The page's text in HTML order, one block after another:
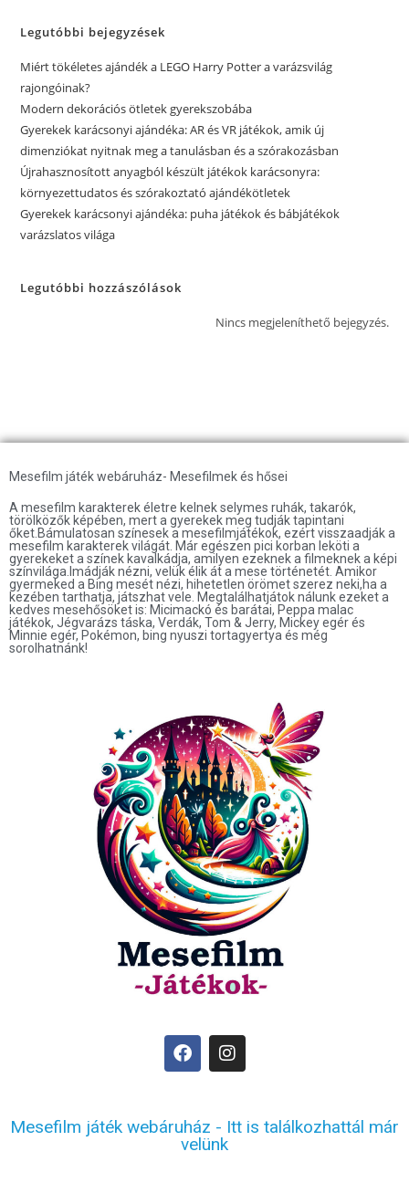
Legutóbbi bejegyzések
Miért tökéletes ajándék a LEGO Harry Potter a varázsvilág
rajongóinak?
Modern dekorációs ötletek gyerekszobába
Gyerekek karácsonyi ajándéka: AR és VR játékok, amik új
dimenziókat nyitnak meg a tanulásban és a szórakozásban
Újrahasznosított anyagból készült játékok karácsonyra:
környezettudatos és szórakoztató ajándékötletek
Gyerekek karácsonyi ajándéka: puha játékok és bábjátékok
varázslatos világa
Legutóbbi hozzászólások
Nincs megjeleníthető bejegyzés.
Mesefilm játék webáruház- Mesefilmek és hősei
A mesefilm karakterek életre kelnek selymes ruhák, takarók,
törölközők képében, mert a gyerekek meg tudják tapintani
őket.Bámulatosan színesek a mesefilmjátékok, ezért visszaadják a
mesefilm karakterek világát. Már egészen pici korban leköti a
gyerekeket a színek kavalkádja, amilyen ezeknek a filmeknek a képi
színvilága.Imádják nézni, velük élik át a mese történetét. Amikor
gyermeked a Bing mesét nézi, hihetetlen örömet szerez neki,ha a
kezében tarthatja, játszhat vele. Megtalálhatjátok nálunk ezeket a
kedves mesehősöket is: Micimackó és barátai, Peppa malac
játékok, Jégvarázs táska, Verdák, Tom & Jerry, Mickey egér és
Minnie egér, Pokémon, bing nyuszi tortagyertya és még
sorolhatnánk!
Mesefilm játék webáruház - Itt is találkozhattál már
velünk